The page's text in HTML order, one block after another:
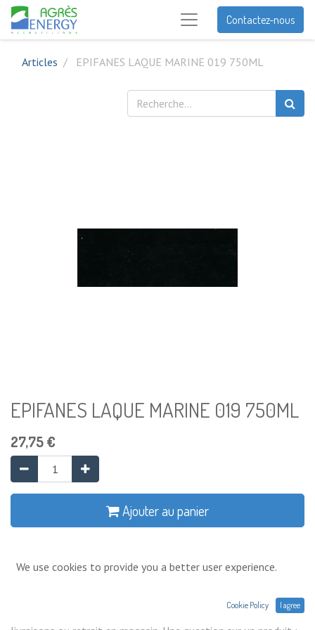
Contactez-nous
Articles EPIFANES LAQUE MARINE 019 750ML
EPIFANES LAQUE MARINE 019 750ML
27,75€
Ajouter au panier
Prix exprimés Hors TVA. Expéditions,
We use cookies to provide you a better user experience.
Cookie Policy I agree